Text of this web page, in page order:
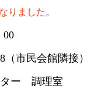
りました。
00
8（市民会館隣接）
ー 調理室